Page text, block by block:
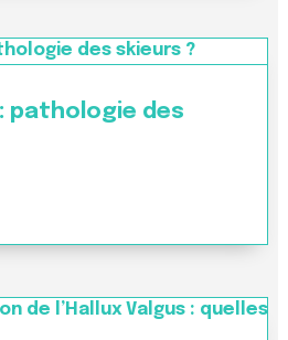
pathologie des